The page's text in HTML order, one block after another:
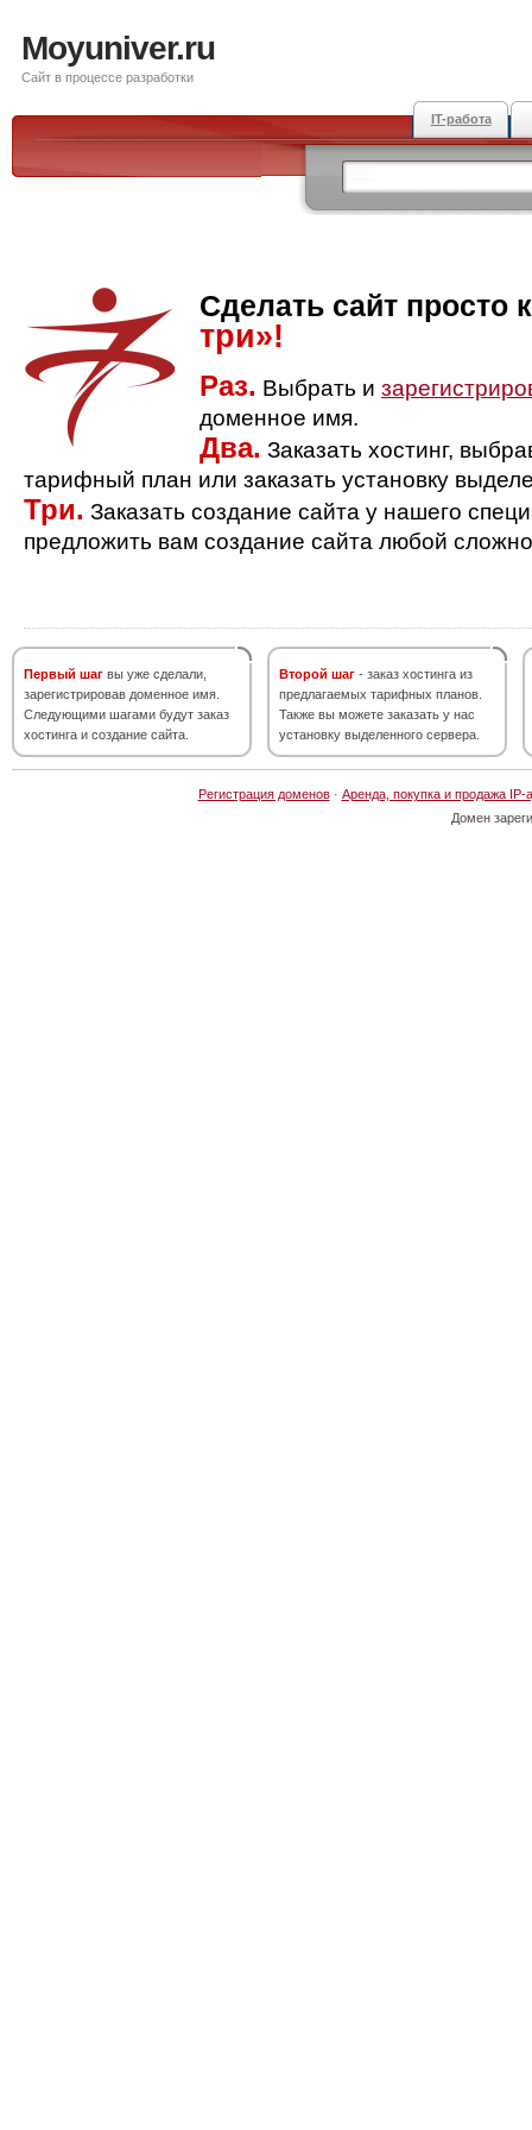
Moyuniver.ru
Сайт в процессе разработки
IT-работа
Сделать сайт просто
три»!
Раз. Выбрать и
доменное имя.
Два. Заказать хостинг,
тарифный план или заказать установку
Три. Заказать создание сайта у нашего
предложить вам создание сайта любой
Первый шаг вы уже сделали,
зарегистрировав доменное имя.
Следующими шагами будут заказ
хостинга и создание сайта.
Второй шаг - заказ хостинга из
предлагаемых тарифных планов.
Также вы можете заказать у нас
установку выделенного сервера.
Регистрация доменов· Аренда, покупка и продажа IP-
Домен